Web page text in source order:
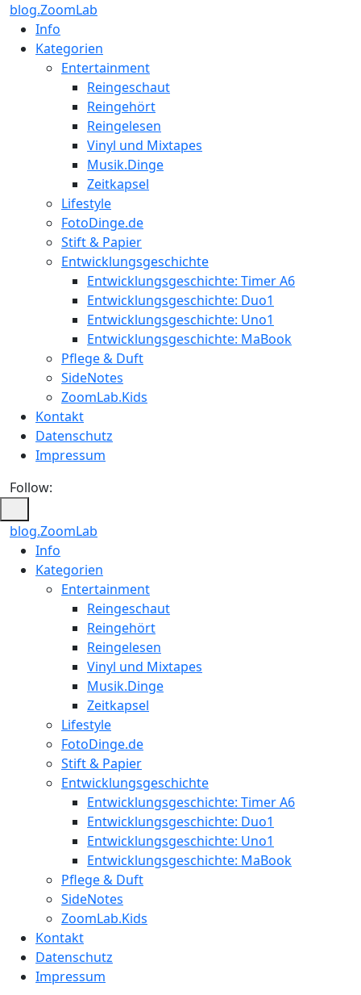
blog.ZoomLab
Info
Kategorien
Entertainment
Reingeschaut
Reingehört
Reingelesen
Vinyl und Mixtapes
Musik.Dinge
Zeitkapsel
Lifestyle
FotoDinge.de
Stift & Papier
Entwicklungsgeschichte
Entwicklungsgeschichte: Timer A6
Entwicklungsgeschichte: Duo1
Entwicklungsgeschichte: Uno1
Entwicklungsgeschichte: MaBook
Pflege & Duft
SideNotes
ZoomLab.Kids
Kontakt
Datenschutz
Impressum
Follow:
blog.ZoomLab
ZoomLab
//
Info
Kategorien
Entertainment
Reingeschaut
Reingehört
Reingelesen
Vinyl und Mixtapes
Musik.Dinge
Zeitkapsel
Lifestyle
FotoDinge.de
Stift & Papier
Entwicklungsgeschichte
Entwicklungsgeschichte: Timer A6
Entwicklungsgeschichte: Duo1
Entwicklungsgeschichte: Uno1
Entwicklungsgeschichte: MaBook
Pflege & Duft
SideNotes
ZoomLab.Kids
Kontakt
Datenschutz
Impressum